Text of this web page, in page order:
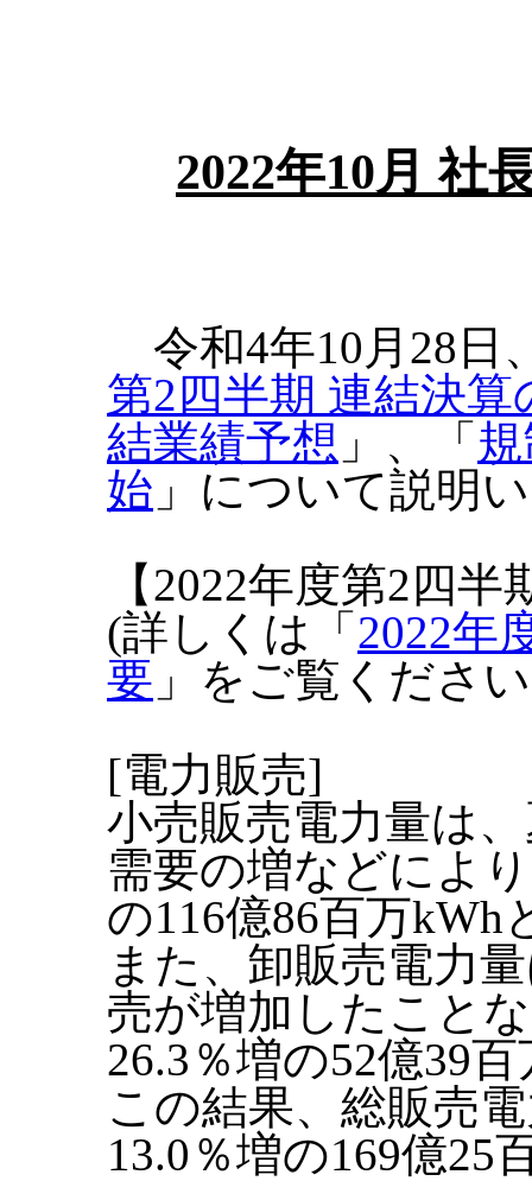
2022年10月 社
令和4年10月28日
第2四半期 連結決算
結業績予想 」、「
始 」について説明
【2022年度第2四
(詳しくは「 2022年
要 」をご覧くださ
[電力販売]
小売販売電力量は
需要の増などによ
の116億86百万kWh
また、卸販売電力
売が増加したこと
26.3％増の52億39
この結果、総販売
13.0％増の169億25